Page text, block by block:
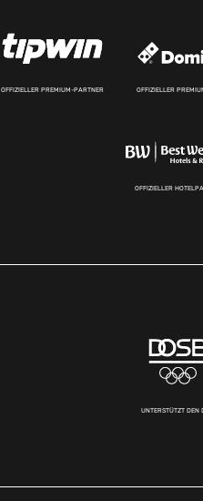
OFFIZIELLER PREMIUM-PARTNER OFFIZIELLER
OFFIZIELLER
UNTERSTÜTZT DEN